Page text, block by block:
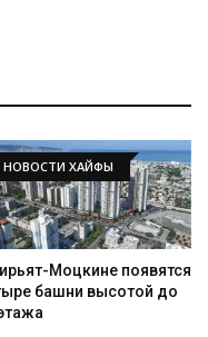
НОВОСТИ ХАЙФЫ
Моцкине появятся
башни высотой до